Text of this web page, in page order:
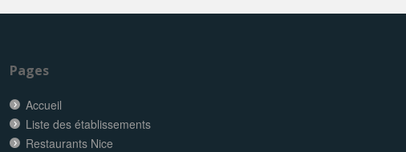
Pages
Accueil
Liste des établissements
Restaurants Nice